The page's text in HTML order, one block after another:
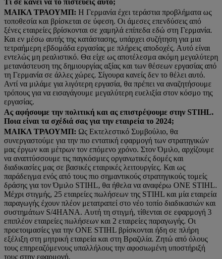
Τι σε κάνει να το πιστεύεις αυτό;
ΜΑΙΚΛ ΤΡΑΟΥΜΠ: Η Γερμανία έχει τεράστια προβλήματα ως
τοποθεσία και βρίσκεται σε ύφεση. Οι άμεσες επενδύσεις από
ξένες εταιρείες βρίσκονται σε χαμηλά επίπεδα εδώ στη Γερμανία.
Και εν μέσω αυτής της κατάστασης, υπάρχει συζήτηση για μια
τετραήμερη εβδομάδα εργασίας με πλήρεις αποδοχές. Αυτό είναι
εντελώς μη ρεαλιστικό. Θα είχε ως αποτέλεσμα ακόμη μεγαλύτερη
μετανάστευση της δημιουργίας αξίας και των θέσεων εργασίας από
τη Γερμανία σε άλλες χώρες. Σίγουρα κανείς δεν το θέλει αυτό.
Αντί να μιλάμε για λιγότερη εργασία, θα πρέπει να αναζητήσουμε
τρόπους για να εισαγάγουμε μεγαλύτερη ευελιξία στον κόσμο της
εργασίας.
Ας αφήσουμε την πολιτική και ας επιστρέψουμε στην STIHL.
Ποια είναι τα σχέδιά σας για την εταιρεία το 2024;
ΜΑΙΚΛ ΤΡΑΟΥΜΠ: Ως Εκτελεστικό Συμβούλιο, θα
συνεργαστούμε για την πιο εντατική εφαρμογή των στρατηγικών
μας έργων και μέτρων τον επόμενο χρόνο. Στον Όμιλο, αρχίζουμε
να αναπτύσσουμε τις παγκόσμιες οργανωτικές δομές και
διαδικασίες μας σε βασικές εταιρικές λειτουργίες. Και ως
παράδειγμα ενός από τους πιο σημαντικούς στρατηγικούς τομείς
δράσης για τον Όμιλο STIHL, θα ήθελα να αναφέρω ONE STIHL.
Μέχρι στιγμής, 25 εταιρείες πωλήσεων της STIHL και μία εταιρεία
παραγωγής έχουν πλέον μετατραπεί στο νέο τοπίο διαδικασιών και
συστημάτων S/4HANA. Αυτή τη στιγμή, τίθενται σε εφαρμογή 3
επιπλέον εταιρείες πωλήσεων και 2 εταιρείες παραγωγής. Οι
προετοιμασίες για την ONE STIHL βρίσκονται ήδη σε πλήρη
εξέλιξη στη μητρική εταιρεία και στη Βραζιλία. Ζητώ από όλους
τους επηρεαζόμενους υπαλλήλους την αφοσιωμένη υποστήριξή
τους στην εφαρμογή.